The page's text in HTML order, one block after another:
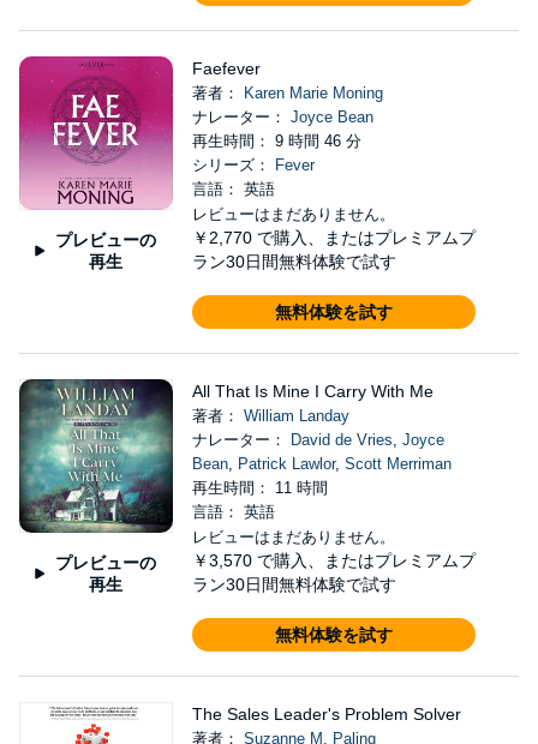
プレビューの
再生
Faefever
著者：
Karen Marie Moning
ナレーター： Joyce Bean
再生時間： 9 時間 46 分
シリーズ：
Fever
言語： 英語
レビューはまだありません。
￥2,770 で購入、またはプレミアムプ
ラン30日間無料体験で試す
無料体験を試す
プレビューの
再生
All That Is Mine I Carry With Me
著者： William Landay
ナレーター：
David de Vries, Joyce
Bean, Patrick Lawlor, Scott Merriman
再生時間： 11 時間
言語： 英語
レビューはまだありません。
￥3,570 で購入、またはプレミアムプ
ラン30日間無料体験で試す
無料体験を試す
The Sales Leader's Problem Solver
著者： Suzanne M. Paling